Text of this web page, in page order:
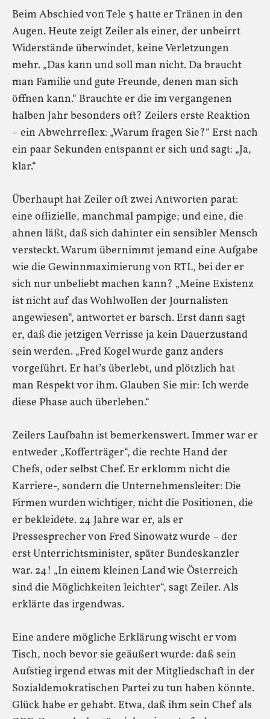
Beim Abschied von Tele 5 hatte er Tränen in den
Augen. Heute zeigt Zeiler als einer, der unbeirrt
Widerstände überwindet, keine Verletzungen
mehr. „Das kann und soll man nicht. Da braucht
man Familie und gute Freunde, denen man sich
öffnen kann.“ Brauchte er die im vergangenen
halben Jahr besonders oft? Zeilers erste Reaktion
– ein Abwehrreflex: „Warum fragen Sie?“ Erst nach
ein paar Sekunden entspannt er sich und sagt: „Ja,
klar.“
Überhaupt hat Zeiler oft zwei Antworten parat:
eine offizielle, manchmal pampige; und eine, die
ahnen läßt, daß sich dahinter ein sensibler Mensch
versteckt. Warum übernimmt jemand eine Aufgabe
wie die Gewinnmaximierung von RTL, bei der er
sich nur unbeliebt machen kann? „Meine Existenz
ist nicht auf das Wohlwollen der Journalisten
angewiesen“, antwortet er barsch. Erst dann sagt
er, daß die jetzigen Verrisse ja kein Dauerzustand
sein werden. „Fred Kogel wurde ganz anders
vorgeführt. Er hat’s überlebt, und plötzlich hat
man Respekt vor ihm. Glauben Sie mir: Ich werde
diese Phase auch überleben.“
Zeilers Laufbahn ist bemerkenswert. Immer war er
entweder „Kofferträger“, die rechte Hand der
Chefs, oder selbst Chef. Er erklomm nicht die
Karriere-, sondern die Unternehmensleiter: Die
Firmen wurden wichtiger, nicht die Positionen, die
er bekleidete. 24 Jahre war er, als er
Pressesprecher von Fred Sinowatz wurde – der
erst Unterrichtsminister, später Bundeskanzler
war. 24! „In einem kleinen Land wie Österreich
sind die Möglichkeiten leichter“, sagt Zeiler. Als
erklärte das irgendwas.
Eine andere mögliche Erklärung wischt er vom
Tisch, noch bevor sie geäußert wurde: daß sein
Aufstieg irgend etwas mit der Mitgliedschaft in der
Sozialdemokratischen Partei zu tun haben könnte.
Glück habe er gehabt. Etwa, daß ihm sein Chef als